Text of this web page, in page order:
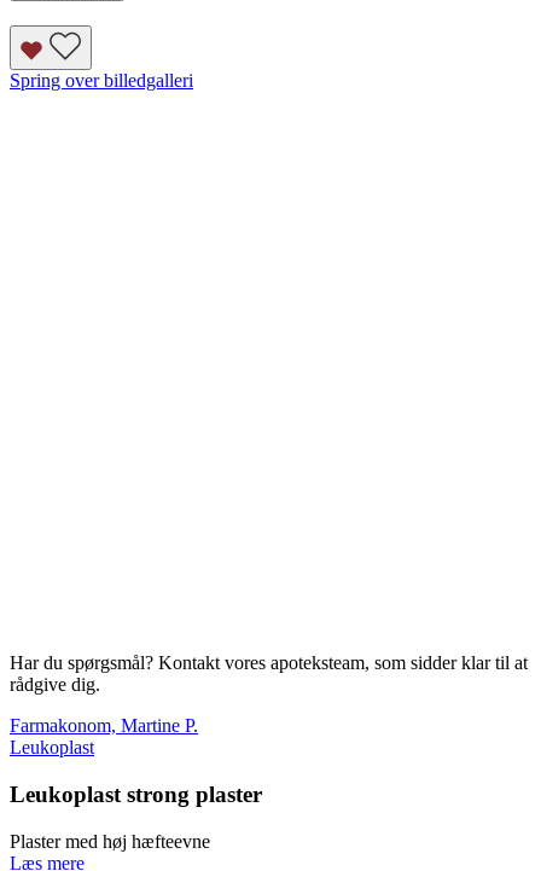
Spring over billedgalleri
Har du spørgsmål? Kontakt vores apoteksteam, som sidder klar til at
rådgive dig.
Farmakonom, Martine P.
Leukoplast
Leukoplast strong plaster
Plaster med høj hæfteevne
Læs mere